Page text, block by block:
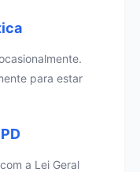
para estar
a Lei Geral